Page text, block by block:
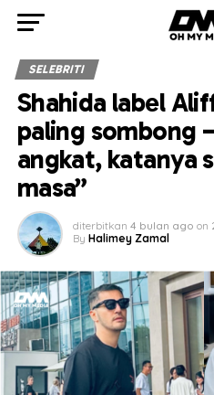
SELEBRITI
Shahida label
paling sombong
angkat, katanya
masa”
diterbitkan 4 bulan ago on
By Halimey Zamal